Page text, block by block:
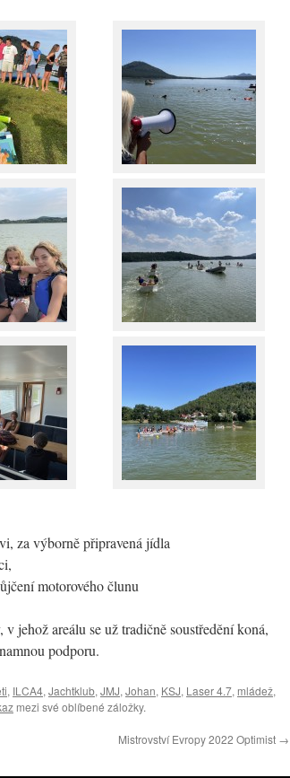
za výborně připravená jídla
motorového člunu
jehož areálu se už tradičně soustředění koná,
podporu.
, ILCA4, Jachtklub, JMJ, Johan, KSJ, Laser 4.7, mládež,
mezi své oblíbené záložky.
Mistrovství Evropy 2022 Optimist →